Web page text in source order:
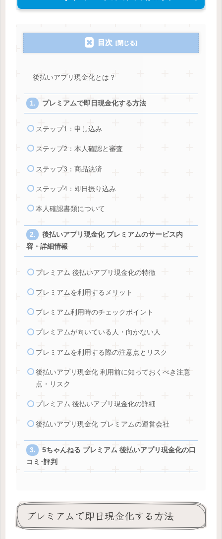
目次
後払いアプリ現金化とは？
プレミアムで即日現金化する方法
ステップ1：申し込み
ステップ2：本人確認と審査
ステップ3：商品決済
ステップ4：即日振り込み
本人確認書類について
後払いアプリ現金化 プレミアムのサービス内
容・詳細情報
プレミアム 後払いアプリ現金化の特徴
プレミアムを利用するメリット
プレミアム利用時のチェックポイント
プレミアムが向いている人・向かない人
プレミアムを利用する際の注意点とリスク
後払いアプリ現金化 利用前に知っておくべき注意
点・リスク
プレミアム 後払いアプリ現金化の詳細
後払いアプリ現金化 プレミアムの運営会社
5ちゃんねる プレミアム 後払いアプリ現金化の口
コミ･評判
プレミアムで即日現金化する方法